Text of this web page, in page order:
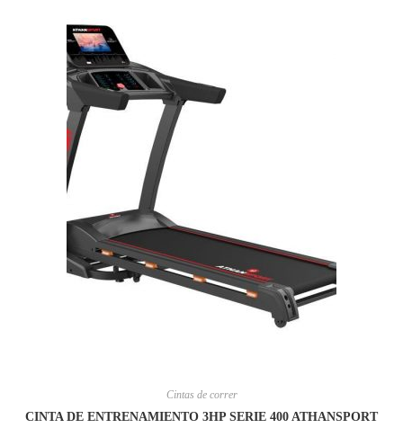
Cintas de correr
CINTA DE ENTRENAMIENTO 3HP SERIE 400 ATHANSPORT